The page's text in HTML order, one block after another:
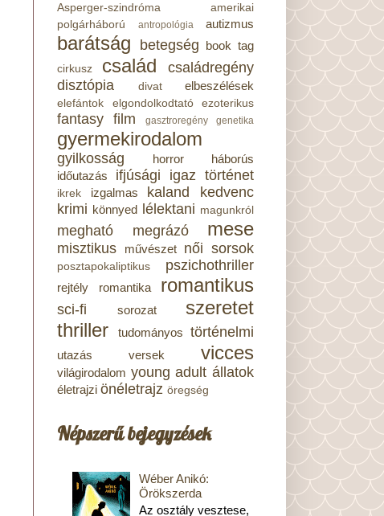
Asperger-szindróma
amerikai
polgárháború
antropológia autizmus
barátság betegség book tag
cirkusz család
családregény
disztópia
divat elbeszélések
elefántok elgondolkodtató ezoterikus
fantasy film gasztroregény genetika
gyermekirodalom
gyilkosság horror
háborús
időutazás
ifjúsági igaz történet
ikrek izgalmas kaland
kedvenc
krimi könnyed lélektani magunkról
megható megrázó mese
misztikus művészet női sorsok
posztapokaliptikus pszichothriller
rejtély romantika romantikus
sci-fi sorozat
szeretet
thriller
tudományos történelmi
utazás versek vicces
világirodalom young adult állatok
életrajzi önéletrajz öregség
Népszerű bejegyzések
Wéber Anikó:
Örökszerda
Az osztály vesztese,